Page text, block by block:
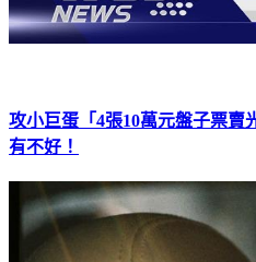
攻小巨蛋「4張10萬元盤子票
有不好！